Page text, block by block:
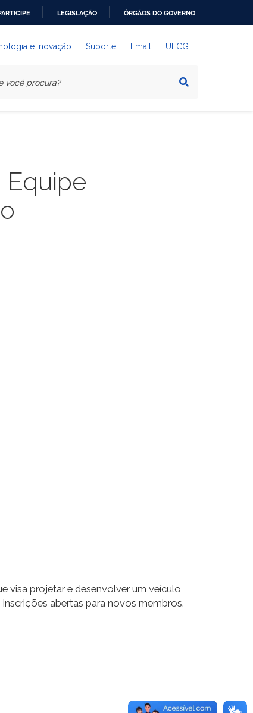
LEGISLAÇÃO ÓRGÃOS DO GOVERNO
e Inovação Suporte Email UFCG
Equipe
visa projetar e desenvolver um veículo
abertas para novos membros.